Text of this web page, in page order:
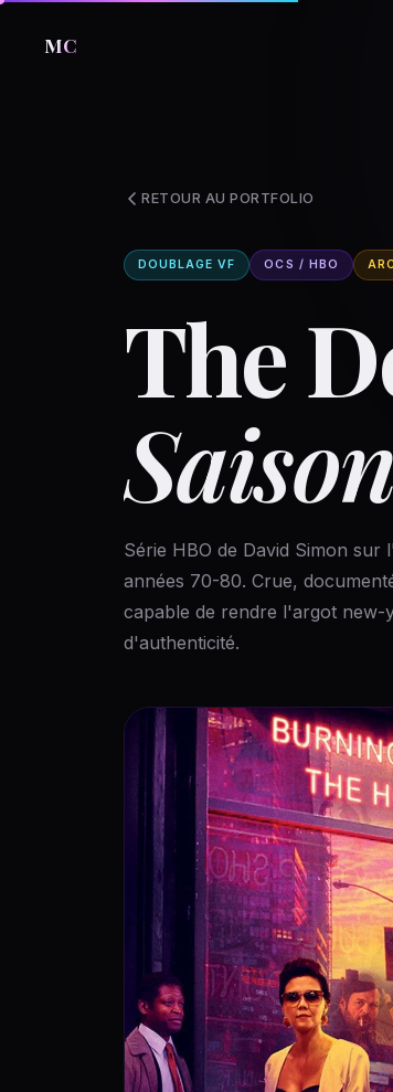
MC
RETOUR AU PORTFOLIO
DOUBLAGE VF OCS / HBO
The
Série HBO de David Simon
années 70-80. Crue,
capable de rendre l'argot new-
d'authenticité.